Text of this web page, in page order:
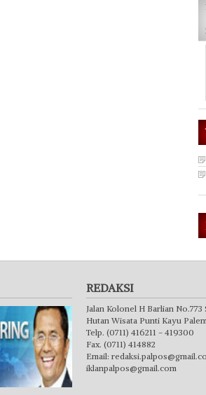
REDAKSI
Jalan Kolonel H Barlian No.773
Hutan Wisata Punti Kayu
Telp. (0711) 416211 - 419300
Fax. (0711) 414882
Email:
iklanpalpos@gmail.com